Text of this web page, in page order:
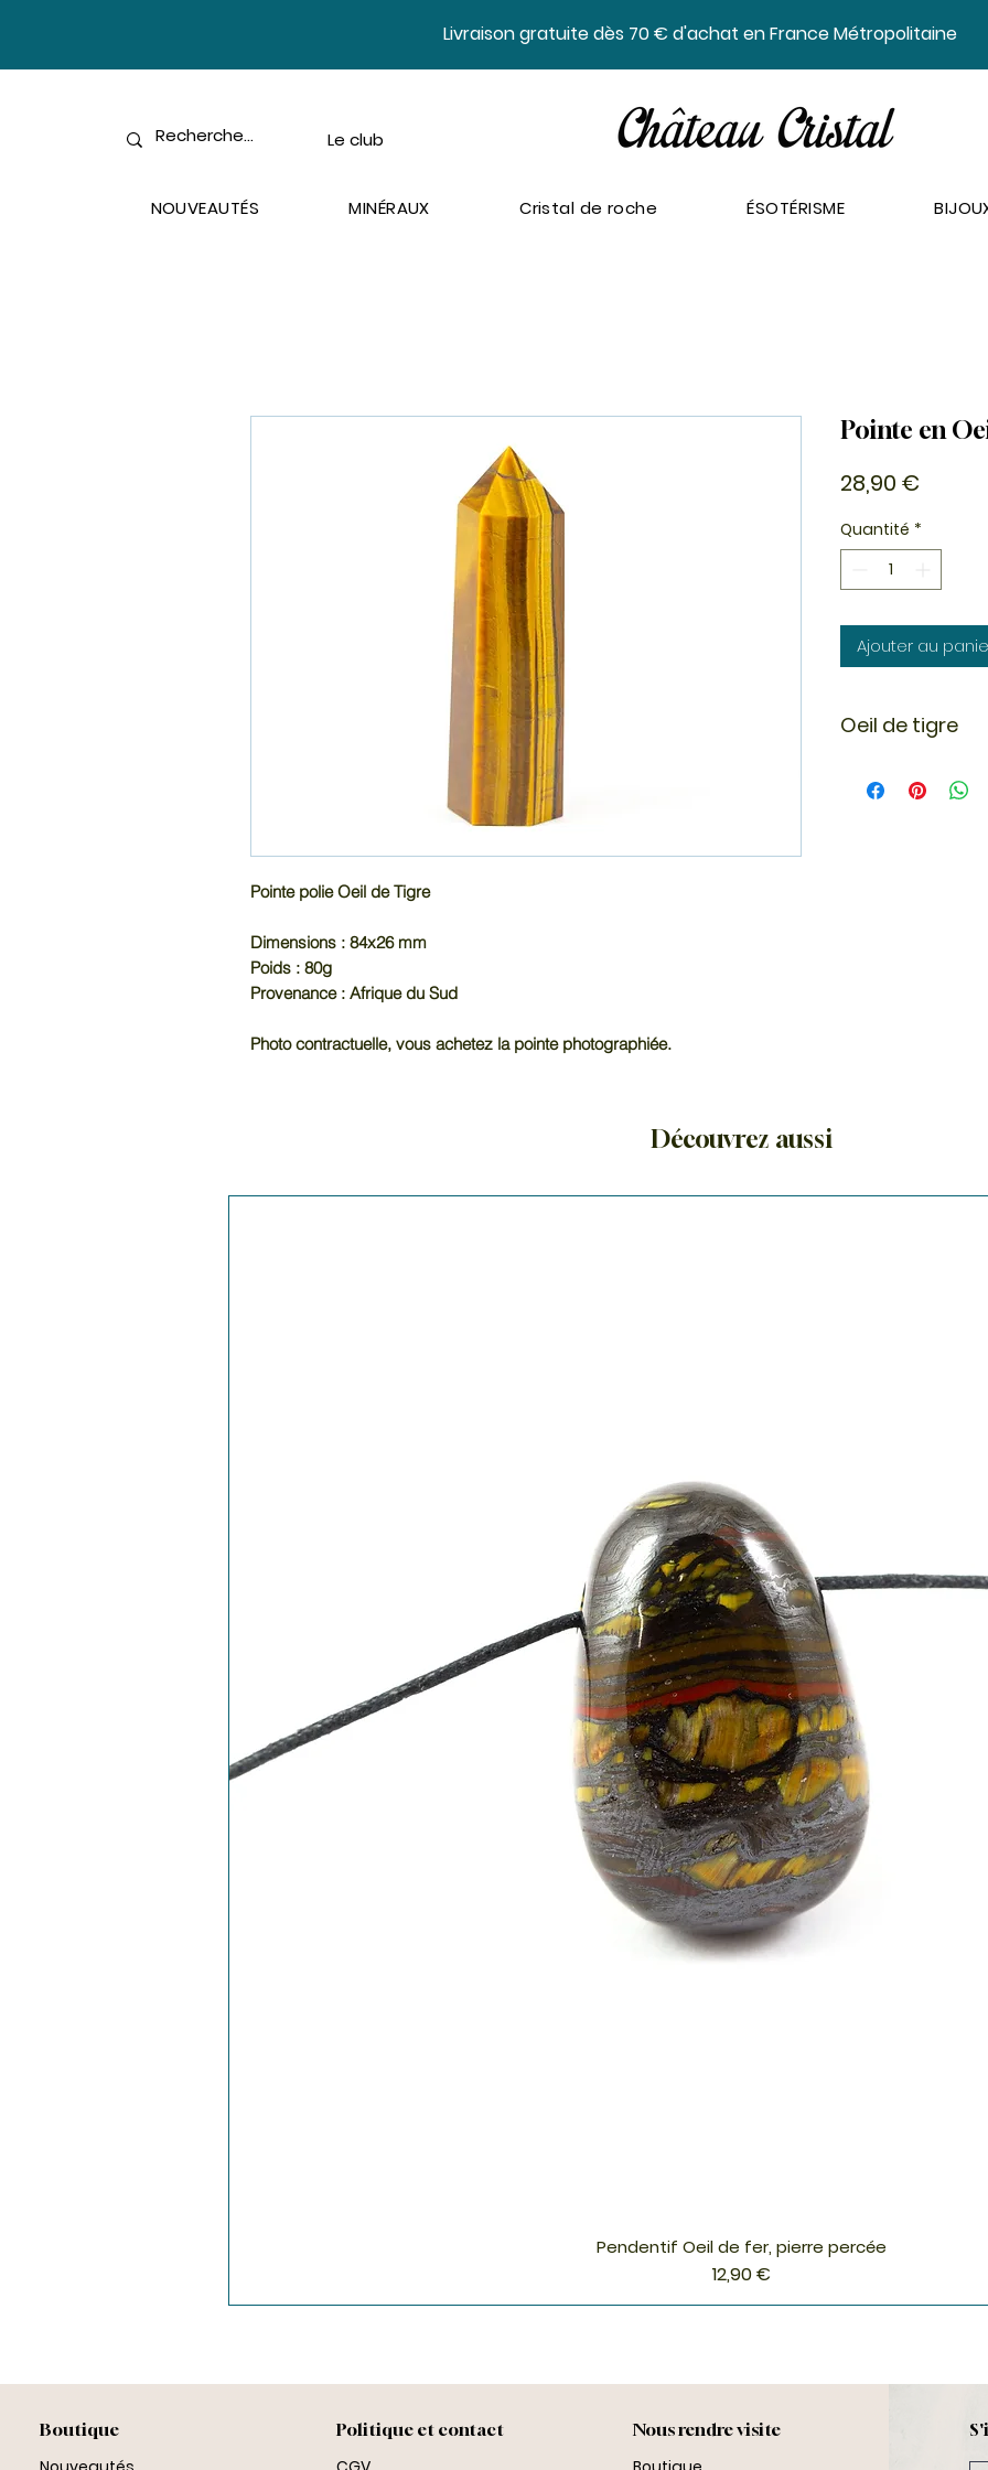
​Livraison gratuite dès 70 € d'achat en France Métropolitaine
Le club
NOUVEAUTÉS MINÉRAUX Cristal de roche ÉSOTÉRISME
Pointe polie Oeil de Tigre
Dimensions : 84x26 mm
Poids : 80g
Provenance : Afrique du Sud
Photo contractuelle, vous achetez la pointe photographiée.
Pointe en
28,90 €
Quantité *
Ajouter au
Oeil de tigre
Afrique du nord
Découvrez aussi
Aperçu rapide
Pendentif Oeil de fer, pierre percée
Prix
12,90 €
Boutique
Politique et contact
Nous rendre visite